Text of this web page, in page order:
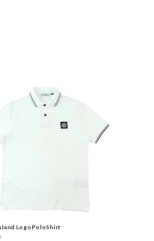
LogoPoloShirt